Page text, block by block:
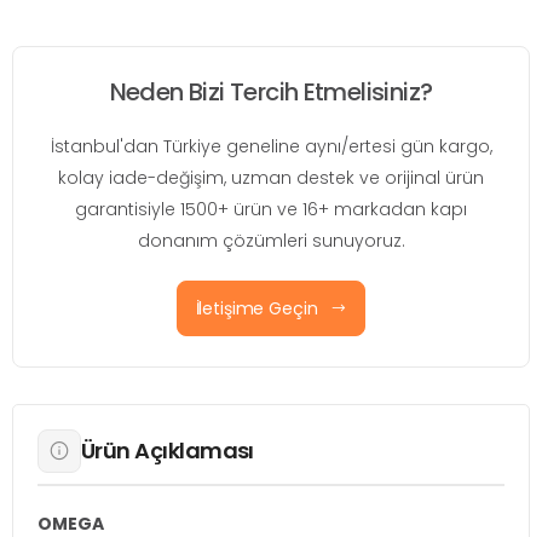
Neden Bizi Tercih Etmelisiniz?
İstanbul'dan Türkiye geneline aynı/ertesi gün kargo,
kolay iade-değişim, uzman destek ve orijinal ürün
garantisiyle 1500+ ürün ve 16+ markadan kapı
donanım çözümleri sunuyoruz.
İletişime Geçin
Ürün Açıklaması
OMEGA